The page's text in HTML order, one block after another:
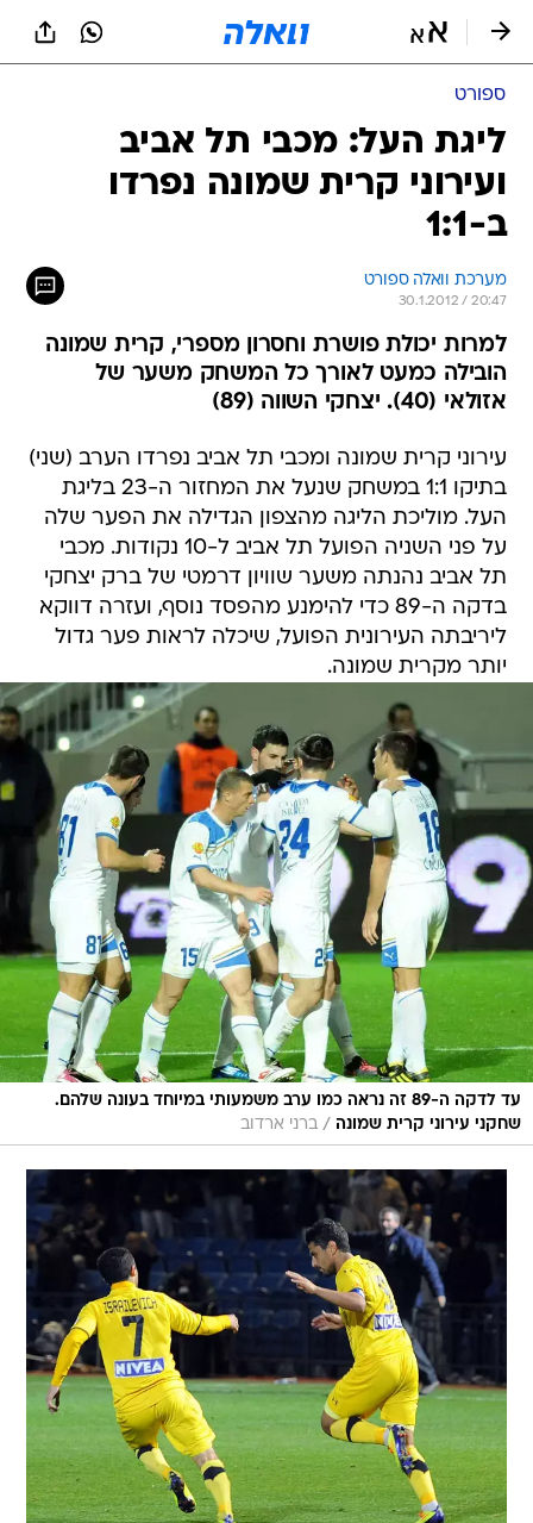
ספורט
ליגת העל: מכבי תל אביב
ועירוני קרית שמונה נפרדו
ב-1:1
מערכת וואלה ספורט
30.1.2012 / 20:47
למרות יכולת פושרת וחסרון מספרי, קרית שמונה
הובילה כמעט לאורך כל המשחק משער של
אזולאי (40). יצחקי השווה (89)
עירוני קרית שמונה ומכבי תל אביב נפרדו הערב (שני)
בתיקו 1:1 במשחק שנעל את המחזור ה-23 בליגת
העל. מוליכת הליגה מהצפון הגדילה את הפער שלה
על פני השניה הפועל תל אביב ל-10 נקודות. מכבי
תל אביב נהנתה משער שוויון דרמטי של ברק יצחקי
בדקה ה-89 כדי להימנע מהפסד נוסף, ועזרה דווקא
ליריבתה העירונית הפועל, שיכלה לראות פער גדול
יותר מקרית שמונה.
עד לדקה ה-89 זה נראה כמו ערב משמעותי במיוחד בעונה שלהם.
שחקני עירוני קרית שמונה / ברני ארדוב